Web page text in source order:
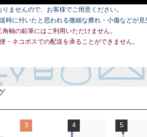
ませんので、お客様でご用意ください。
時に付いたと思われる微細な擦れ・小傷などが見
軸の鉛筆にはご利用いただけません。
・ネコポスでの配送を承ることができません。
3 4 5